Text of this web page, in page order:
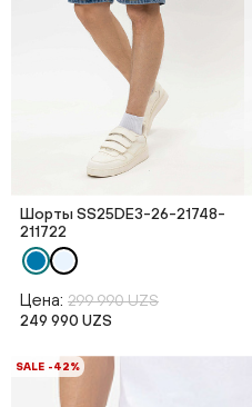
Шорты SS25DE3-26-21748-
211722
Цена: 299 990 UZS
249 990 UZS
SALE -42%